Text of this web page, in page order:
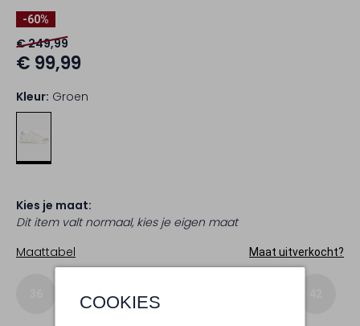
COOKIES
-60%
€ 249,99
€ 99,99
Kleur: Groen
Kies je maat:
Dit item valt normaal, kies je eigen maat
Maattabel
Maat uitverkocht?
37 38